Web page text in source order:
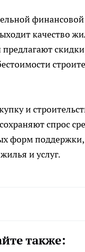
качество
и
спрос
форм
и услуг.
также: